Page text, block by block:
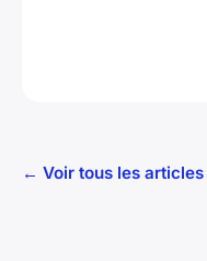
← Voir tous les